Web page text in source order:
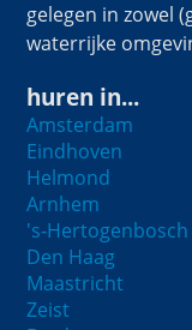
gelegen in zowel
waterrijke
huren in...
Amsterdam
Eindhoven
Helmond
Arnhem
's-Hertogenbosch
Den Haag
Maastricht
Zeist